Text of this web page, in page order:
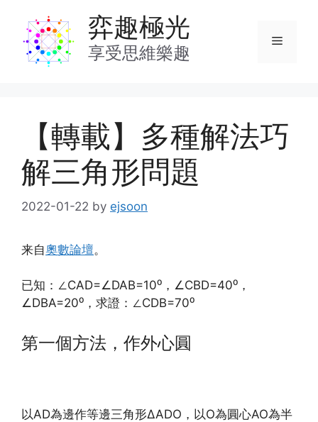
content
弈趣極光
享受思維樂趣
Menu
【轉載】多種解法巧
解三角形問題
2022-01-22 by ejsoon
来自奧數論壇。
已知：∠CAD=∠DAB=10⁰，∠CBD=40⁰，
∠DBA=20⁰，求證：∠CDB=70⁰
第一個方法，作外心圓
以AD為邊作等邊三角形∆ADO，以O為圓心AO為半